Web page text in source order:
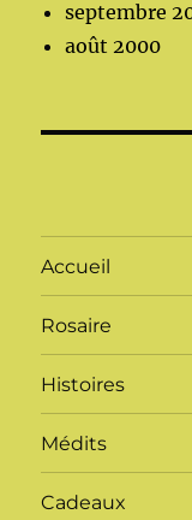
septembre
août 2000
Accueil
Rosaire
Histoires
Médits
Cadeaux